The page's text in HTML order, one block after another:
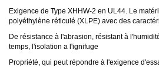
Exigence de Type XHHW-2 en UL44. Le
polyéthylène réticulé (XLPE) avec des
De résistance à l'abrasion, résistant à
temps, l'isolation a l'ignifuge
Propriété, qui peut répondre à l'exigence